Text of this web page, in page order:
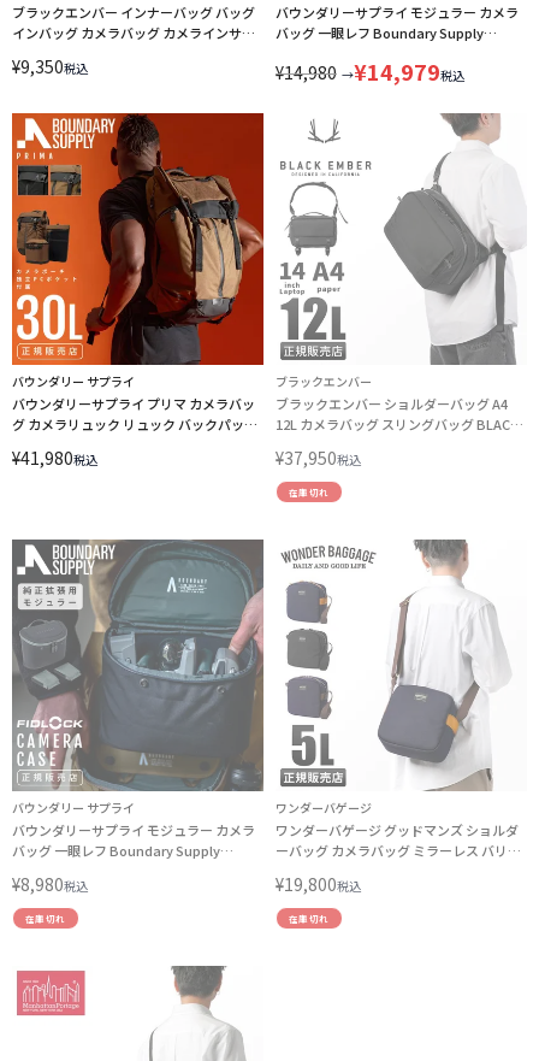
ブラックエンバー インナーバッグ バッグ
インバッグ カメラバッグ カメラインサー
¥9,350税込
バウンダリーサプライ モジュラー カメラ
バッグ 一眼レフ Boundary Supply
¥14,980 →¥14,979税込
バウンダリー サプライ
バウンダリーサプライ プリマ カメラバッ
グ カメラリュック リュック バックパック
LINECPN
¥41,980税込
ブラックエンバー
ブラックエンバー ショルダーバッグ A4
12L カメラバッグ スリングバッグ BLACK
7225011
¥37,950税込
在庫切れ
バウンダリー サプライ
バウンダリーサプライ モジュラー カメラ
バッグ 一眼レフ Boundary Supply
¥8,980税込
在庫切れ
ワンダーバゲージ
ワンダーバゲージ グッドマンズ ショルダ
ーバッグ カメラバッグ ミラーレス バリス
WB-G-036 wbpc
¥19,800税込
在庫切れ